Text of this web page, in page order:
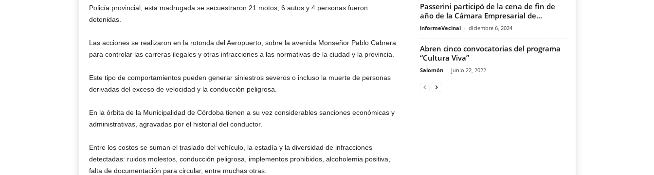
Policía provincial, esta madrugada se secuestraron 21 motos, 6 autos y 4 personas fueron
detenidas.
Las acciones se realizaron en la rotonda del Aeropuerto, sobre la avenida Monseñor Pablo Cabrera
para controlar las carreras ilegales y otras infracciones a las normativas de la ciudad y la provincia.
Este tipo de comportamientos pueden generar siniestros severos o incluso la muerte de personas
derivadas del exceso de velocidad y la conducción peligrosa.
En la órbita de la Municipalidad de Córdoba tienen a su vez considerables sanciones económicas y
administrativas, agravadas por el historial del conductor.
Entre los costos se suman el traslado del vehículo, la estadía y la diversidad de infracciones
detectadas: ruidos molestos, conducción peligrosa, implementos prohibidos, alcoholemia positiva,
falta de documentación para circular, entre muchas otras.
Passerini participó de la cena de fin de
año de la Cámara Empresarial de...
informeVecinal - diciembre 6, 2024
Abren cinco convocatorias del programa
“Cultura Viva”
Salomón - junio 22, 2022